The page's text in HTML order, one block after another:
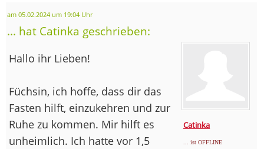
am 05.02.2024 um 19:04 Uhr
... hat Catinka geschrieben:
Catinka
... ist OFFLINE
Hallo ihr Lieben!
Füchsin, ich hoffe, dass dir das
Fasten hilft, einzukehren und zur
Ruhe zu kommen. Mir hilft es
unheimlich. Ich hatte vor 1,5